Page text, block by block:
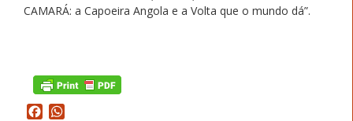
CAMARÁ: a Capoeira Angola e a Volta que o mundo dá”.
Facebook